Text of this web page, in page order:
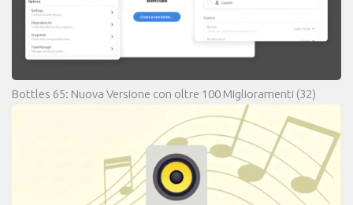
Bottles 65: Nuova Versione con oltre 100 Miglioramenti (32)